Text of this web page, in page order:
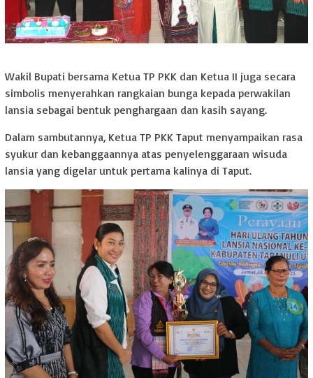
Wakil Bupati bersama Ketua TP PKK dan Ketua II juga secara
simbolis menyerahkan rangkaian bunga kepada perwakilan
lansia sebagai bentuk penghargaan dan kasih sayang.
Dalam sambutannya, Ketua TP PKK Taput menyampaikan rasa
syukur dan kebanggaannya atas penyelenggaraan wisuda
lansia yang digelar untuk pertama kalinya di Taput.